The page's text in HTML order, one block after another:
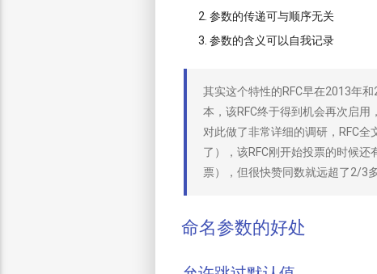
参数的传递可与顺序无关
参数的含义可以自我记录
其实这个特性的RFC早在2013年
本，该RFC终于得到机会再次启
对此做了非常详细的调研，RFC
了），该RFC刚开始投票的时候
票），但很快赞同数就远超了2/3
命名参数的好处